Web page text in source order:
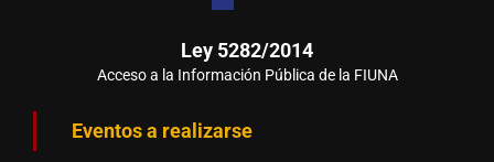
Ley 5282/2014
Acceso a la Información Pública de la FIUNA
Eventos a realizarse